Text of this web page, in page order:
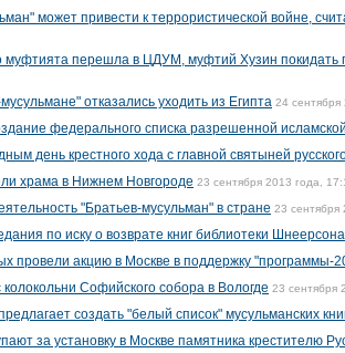
может привести к террористической войне,
муфтията перешла в ЦДУМ, муфтий Хузин покидать
отказались уходить из Египта 24 сентября
федерального списка разрешенной
день крестного хода с главной святыней
храма в Нижнем Новгороде 23 сентября 2013 года,
"Братьев-мусульман" в стране 23 сентября
по иску о возврате книг библиотеки Шнеерсона
провели акцию в Москве в поддержку "программы-
Софийского собора в Вологде 23 сентября
создать "белый список" мусульманских
за установку в Москве памятника крестителю